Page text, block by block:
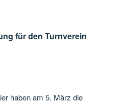
für den Turnverein
haben am 5. März die